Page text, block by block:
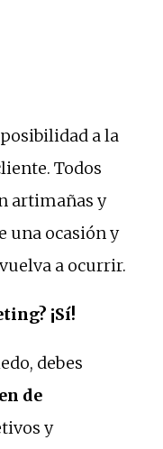
a la
Todos
artimañas y
una ocasión y
a ocurrir.
¡Sí!
debes
de
y